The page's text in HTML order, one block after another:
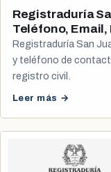
Registraduría
Teléfono, Email,
Registraduría San
y teléfono de
registro civil.
Leer más →